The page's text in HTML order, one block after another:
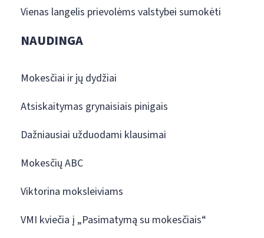
Vienas langelis prievolėms valstybei sumokėti
NAUDINGA
Mokesčiai ir jų dydžiai
Atsiskaitymas grynaisiais pinigais
Dažniausiai užduodami klausimai
Mokesčių ABC
Viktorina moksleiviams
VMI kviečia į „Pasimatymą su mokesčiais“